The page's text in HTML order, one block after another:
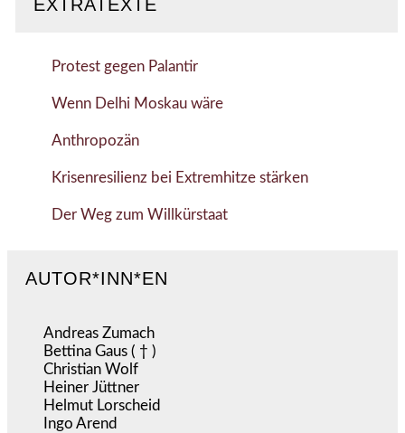
EXTRATEXTE
Protest gegen Palantir
Wenn Delhi Moskau wäre
Anthropozän
Krisenresilienz bei Extremhitze stärken
Der Weg zum Willkürstaat
AUTOR*INN*EN
Andreas Zumach
Bettina Gaus ( † )
Christian Wolf
Heiner Jüttner
Helmut Lorscheid
Ingo Arend